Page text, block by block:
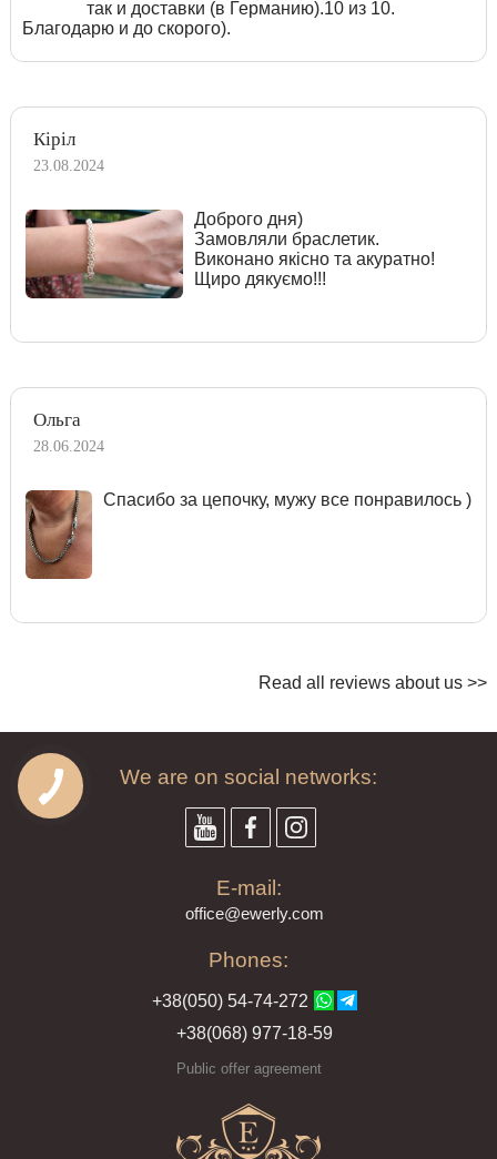
так и доставки (в Германию).10 из 10.
Благодарю и до скорого).
Кіріл
23.08.2024
Доброго дня)
Замовляли браслетик.
Виконано якісно та акуратно!
Щиро дякуємо!!!
Ольга
28.06.2024
Спасибо за цепочку, мужу все понравилось )
Read all reviews about us >>
We are on social networks:
E-mail:
office@ewerly.com
Phones:
+38(050) 54-74-272
+38(068) 977-18-59
Public offer agreement